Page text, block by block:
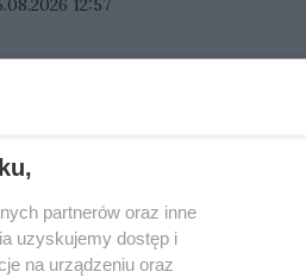
z modernizacją sieci
od uszkodzenia urządzeń
działać. Główny
Transportu
przyznaje, że
wciąż trwają.
12:57
REKLAMA
partnerów oraz inne
uzyskujemy dostęp i
na urządzeniu oraz